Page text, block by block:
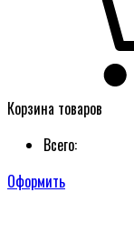
Корзина товаров
Всего:
Оформить